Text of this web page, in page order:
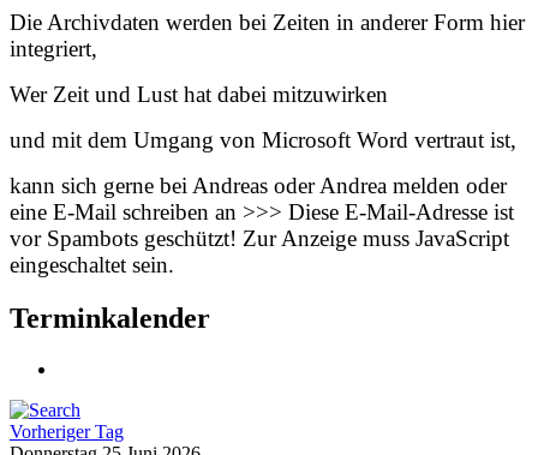
Die Archivdaten werden bei Zeiten in anderer Form hier
integriert,
Wer Zeit und Lust hat dabei mitzuwirken
und mit dem Umgang von Microsoft Word vertraut ist,
kann sich gerne bei Andreas oder Andrea melden oder
eine E-Mail schreiben an >>> Diese E-Mail-Adresse ist
vor Spambots geschützt! Zur Anzeige muss JavaScript
eingeschaltet sein.
Terminkalender
Vorheriger Tag